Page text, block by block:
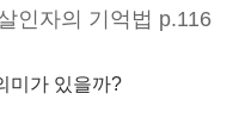
인자의 기억법 p.116
미가 있을까?